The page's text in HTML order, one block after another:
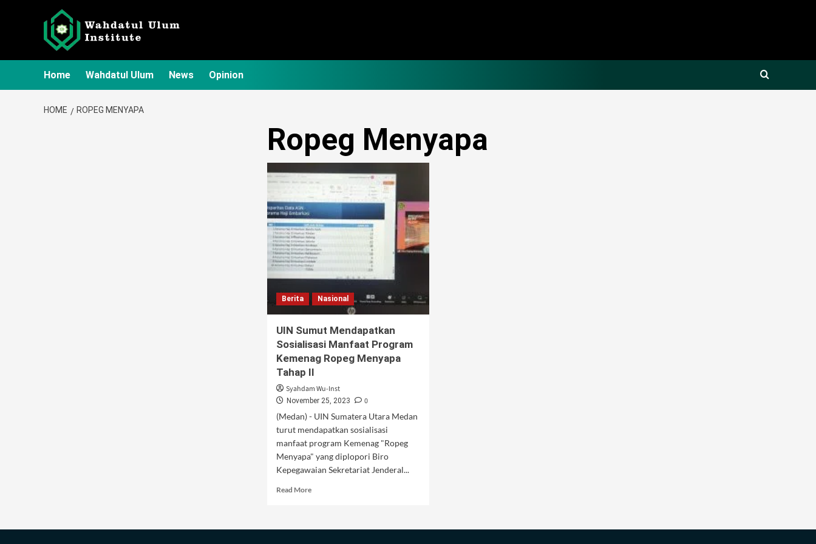
Home Wahdatul Ulum News Opinion
HOME ROPEG MENYAPA
Ropeg Menyapa
Berita Nasional
UIN Sumut Mendapatkan
Sosialisasi Manfaat Program
Kemenag Ropeg Menyapa
Tahap II
Syahdam Wu-Inst
November 25, 2023
0
(Medan) - UIN Sumatera Utara Medan
turut mendapatkan sosialisasi
manfaat program Kemenag "Ropeg
Menyapa" yang diplopori Biro
Kepegawaian Sekretariat Jenderal...
Read MoreRead